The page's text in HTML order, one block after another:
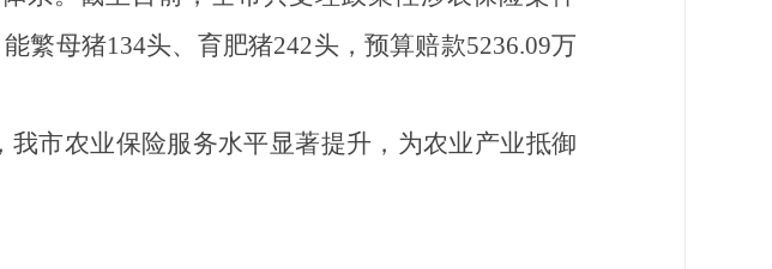
繁母猪134头、育肥猪242头，预算赔款5236.09万
市农业保险服务水平显著提升，为农业产业抵御